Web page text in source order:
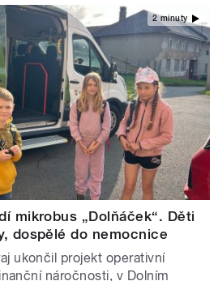
2 minuty
mikrobus „Dolňáček“. Děti
dospělé do nemocnice
ukončil projekt operativní
náročnosti, v Dolním